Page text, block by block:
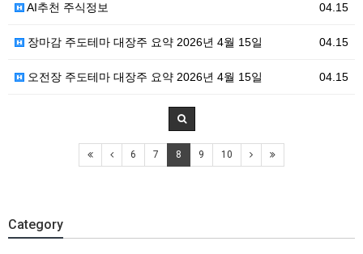
04.15
AI추천 주식정보
04.15
장마감 주도테마 대장주 요약 2026년 4월 15일
04.15
오전장 주도테마 대장주 요약 2026년 4월 15일
6 7 8 9 10
Category